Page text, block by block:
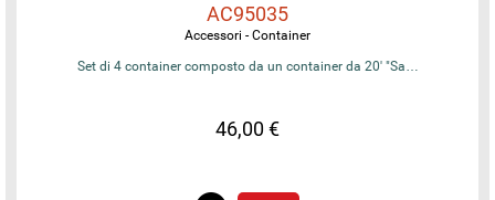
AC95035
Accessori - Container
Set di 4 container composto da un container da 20' "Sa…
46,00 €